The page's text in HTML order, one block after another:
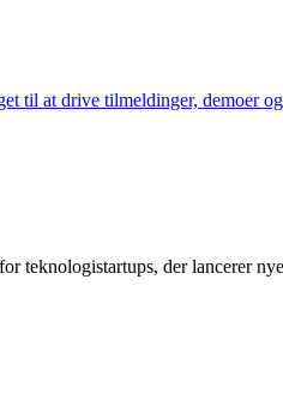
til at drive tilmeldinger, demoer og
teknologistartups, der lancerer nye